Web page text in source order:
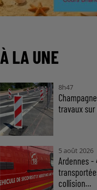
À LA UNE
8h47
travaux sur
5 août 2026
Ardennes -
collision...